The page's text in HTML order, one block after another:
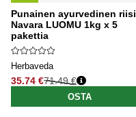
Punainen ayurvedinen riisi
Navara LUOMU 1kg x 5
pakettia
Herbaveda
35.74 €
Normaali hinta
71.49 €
OSTA